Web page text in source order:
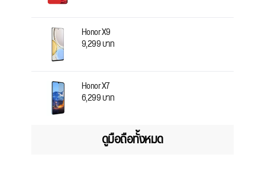
Honor X9
9,299 บาท
Honor X7
6,299 บาท
ดูมือถือทั้งหมด